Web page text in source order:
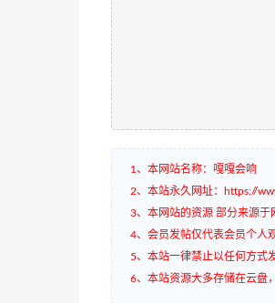
1、本网站名称：嘎嘎会响
2、本站永久网址：https://
3、本网站的资源 部分来源于
4、会员发帖仅代表会员个人
5、本站一律禁止以任何方式
6、本站资源大多存储在云盘